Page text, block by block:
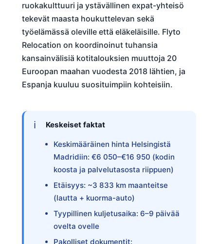
ruokakulttuuri ja ystävällinen expat-yhteisö
tekevät maasta houkuttelevan sekä
työelämässä oleville että eläkeläisille. Flyto
Relocation on koordinoinut tuhansia
kansainvälisiä kotitalouksien muuttoja 20
Euroopan maahan vuodesta 2018 lähtien, ja
Espanja kuuluu suosituimpiin kohteisiin.
Keskeiset faktat
Keskimääräinen hinta Helsingistä
Madridiin: €6 050–€16 950 (kodin
koosta ja palvelutasosta riippuen)
Etäisyys: ~3 833 km maanteitse
(lautta + kuorma-auto)
Tyypillinen kuljetusaika: 6–9 päivää
ovelta ovelle
Pakolliset dokumentit: